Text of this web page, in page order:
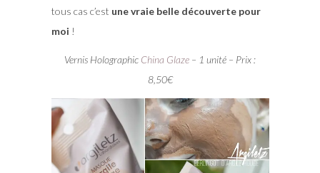
tous cas c’est une vraie belle découverte pour
moi !
Vernis Holographic China Glaze – 1 unité – Prix :
8,50€